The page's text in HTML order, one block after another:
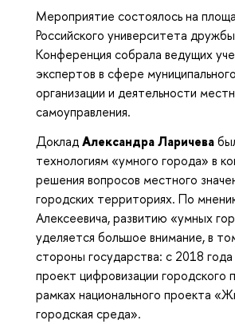
Мероприятие состоялось на
Российского университета
Конференция собрала ведущих
экспертов в сфере
организации и деятельности
самоуправления.
ДокладАлександра Ларичева
технологиям «умного города» в
решения вопросов местного
городских территориях. По
Алексеевича, развитию «умных
уделяется большое внимание, в
стороны государства: с 2018
проект цифровизации городского
рамках национального проекта
городская среда».